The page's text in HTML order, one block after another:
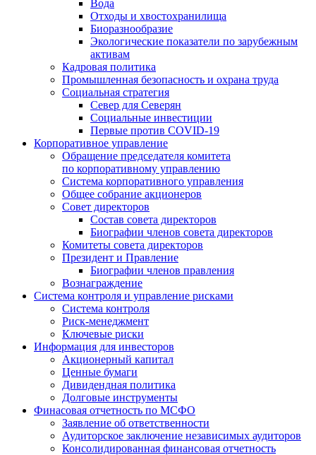
Вода
Отходы и хвостохранилища
Биоразнообразие
Экологические показатели по зарубежным
активам
Кадровая политика
Промышленная безопасность и охрана труда
Социальная стратегия
Север для Северян
Социальные инвестиции
Первые против COVID‑19
Корпоративное управление
Обращение председателя комитета
по корпоративному управлению
Система корпоративного управления
Общее собрание акционеров
Совет директоров
Состав совета директоров
Биографии членов совета директоров
Комитеты совета директоров
Президент и Правление
Биографии членов правления
Вознаграждение
Система контроля и управление рисками
Система контроля
Риск-менеджмент
Ключевые риски
Информация для инвесторов
Акционерный капитал
Ценные бумаги
Дивидендная политика
Долговые инструменты
Финасовая отчетность по МСФО
Заявление об ответственности
Аудиторское заключение независимых аудиторов
Консолидированная финансовая отчетность